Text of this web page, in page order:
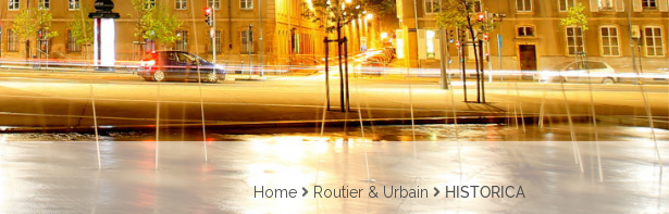
Home Routier & Urbain HISTORICA